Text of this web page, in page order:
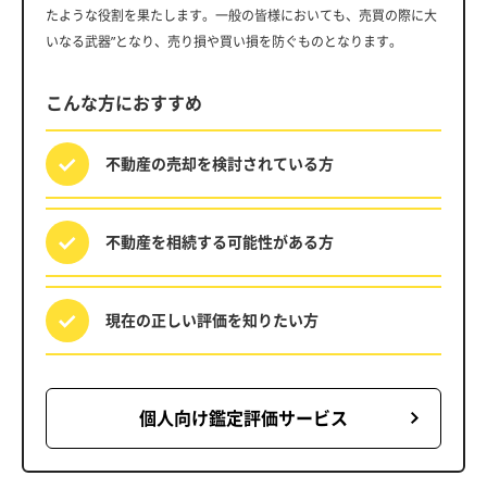
たような役割を果たします。一般の皆様においても、売買の際に大
いなる武器”となり、売り損や買い損を防ぐものとなります。
こんな方におすすめ
不動産の売却を検討されている方
不動産を相続する可能性がある方
現在の正しい評価を知りたい方
個人向け鑑定評価サービス